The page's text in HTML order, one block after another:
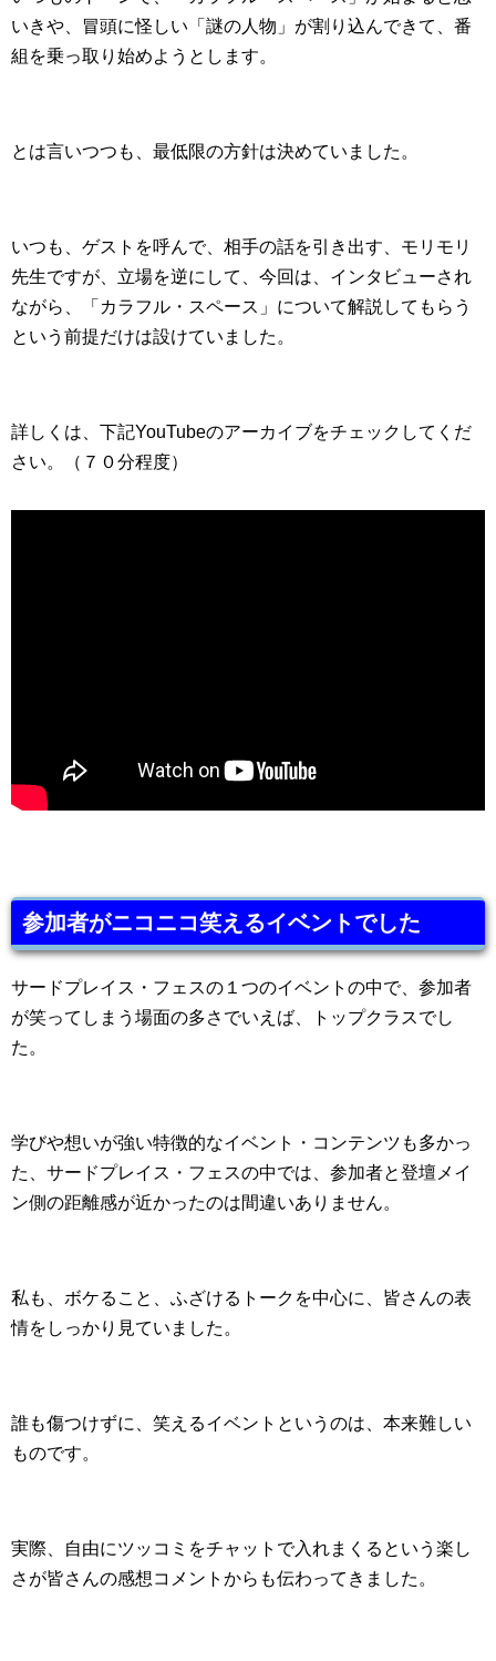
いきや、冒頭に怪しい「謎の人物」が割り込んできて、番
組を乗っ取り始めようとします。
とは言いつつも、最低限の方針は決めていました。
いつも、ゲストを呼んで、相手の話を引き出す、モリモリ
先生ですが、立場を逆にして、今回は、インタビューされ
ながら、「カラフル・スペース」について解説してもらう
という前提だけは設けていました。
詳しくは、下記YouTubeのアーカイブをチェックしてくだ
さい。（７０分程度）
参加者がニコニコ笑えるイベントでした
サードプレイス・フェスの１つのイベントの中で、参加者
が笑ってしまう場面の多さでいえば、トップクラスでし
た。
学びや想いが強い特徴的なイベント・コンテンツも多かっ
た、サードプレイス・フェスの中では、参加者と登壇メイ
ン側の距離感が近かったのは間違いありません。
私も、ボケること、ふざけるトークを中心に、皆さんの表
情をしっかり見ていました。
誰も傷つけずに、笑えるイベントというのは、本来難しい
ものです。
実際、自由にツッコミをチャットで入れまくるという楽し
さが皆さんの感想コメントからも伝わってきました。